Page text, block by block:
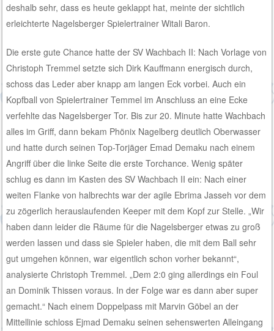
deshalb sehr, dass es heute geklappt hat, meinte der sichtlich
erleichterte Nagelsberger Spielertrainer Witali Baron.
Die erste gute Chance hatte der SV Wachbach II: Nach Vorlage von
Christoph Tremmel setzte sich Dirk Kauffmann energisch durch,
schoss das Leder aber knapp am langen Eck vorbei. Auch ein
Kopfball von Spielertrainer Temmel im Anschluss an eine Ecke
verfehlte das Nagelsberger Tor. Bis zur 20. Minute hatte Wachbach
alles im Griff, dann bekam Phönix Nagelberg deutlich Oberwasser
und hatte durch seinen Top-Torjäger Emad Demaku nach einem
Angriff über die linke Seite die erste Torchance. Wenig später
schlug es dann im Kasten des SV Wachbach II ein: Nach einer
weiten Flanke von halbrechts war der agile Ebrima Jasseh vor dem
zu zögerlich herauslaufenden Keeper mit dem Kopf zur Stelle. „Wir
haben dann leider die Räume für die Nagelsberger etwas zu groß
werden lassen und dass sie Spieler haben, die mit dem Ball sehr
gut umgehen können, war eigentlich schon vorher bekannt“,
analysierte Christoph Tremmel. „Dem 2:0 ging allerdings ein Foul
an Dominik Thissen voraus. In der Folge war es dann aber super
gemacht.“ Nach einem Doppelpass mit Marvin Göbel an der
Mittellinie schloss Ejmad Demaku seinen sehenswerten Alleingang